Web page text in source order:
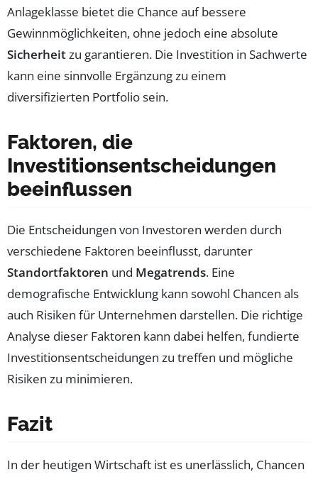
Anlageklasse bietet die Chance auf bessere
Gewinnmöglichkeiten, ohne jedoch eine absolute
Sicherheitzu garantieren. Die Investition in Sachwerte
kann eine sinnvolle Ergänzung zu einem
diversifizierten Portfolio sein.
Faktoren, die
Investitionsentscheidungen
beeinflussen
Die Entscheidungen von Investoren werden durch
verschiedene Faktoren beeinflusst, darunter
Standortfaktoren und Megatrends. Eine
demografische Entwicklung kann sowohl Chancen als
auch Risiken für Unternehmen darstellen. Die richtige
Analyse dieser Faktoren kann dabei helfen, fundierte
Investitionsentscheidungen zu treffen und mögliche
Risiken zu minimieren.
Fazit
In der heutigen Wirtschaft ist es unerlässlich, Chancen